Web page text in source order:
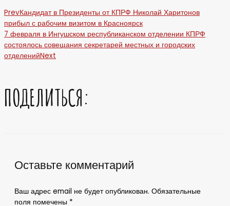
PrevКандидат в Президенты от КПРФ Николай Харитонов
прибыл с рабочим визитом в Красноярск
7 февраля в Ингушском республиканском отделении КПРФ
состоялось совещания секретарей местных и городских
отделенийNext
ПОДЕЛИТЬСЯ:
Оставьте комментарий
Ваш адрес email не будет опубликован. Обязательные
поля помечены *